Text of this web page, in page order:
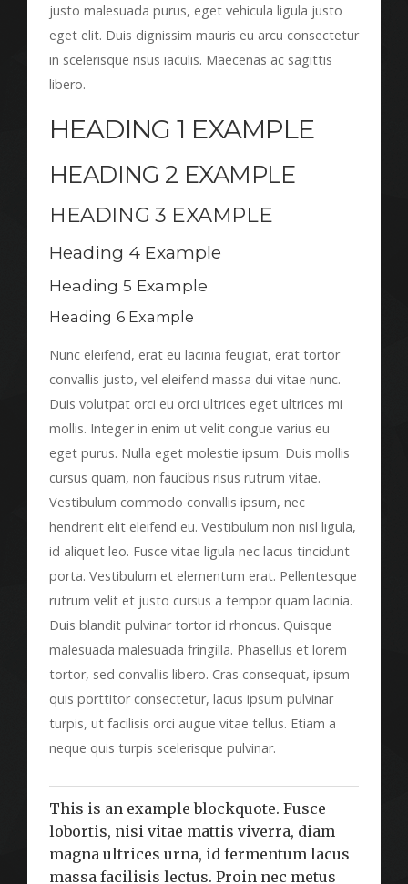
justo malesuada purus, eget vehicula ligula justo
eget elit. Duis dignissim mauris eu arcu consectetur
in scelerisque risus iaculis. Maecenas ac sagittis
libero.
HEADING 1 EXAMPLE
HEADING 2 EXAMPLE
HEADING 3 EXAMPLE
Heading 4 Example
Heading 5 Example
Heading 6 Example
Nunc eleifend, erat eu lacinia feugiat, erat tortor
convallis justo, vel eleifend massa dui vitae nunc.
Duis volutpat orci eu orci ultrices eget ultrices mi
mollis. Integer in enim ut velit congue varius eu
eget purus. Nulla eget molestie ipsum. Duis mollis
cursus quam, non faucibus risus rutrum vitae.
Vestibulum commodo convallis ipsum, nec
hendrerit elit eleifend eu. Vestibulum non nisl ligula,
id aliquet leo. Fusce vitae ligula nec lacus tincidunt
porta. Vestibulum et elementum erat. Pellentesque
rutrum velit et justo cursus a tempor quam lacinia.
Duis blandit pulvinar tortor id rhoncus. Quisque
malesuada malesuada fringilla. Phasellus et lorem
tortor, sed convallis libero. Cras consequat, ipsum
quis porttitor consectetur, lacus ipsum pulvinar
turpis, ut facilisis orci augue vitae tellus. Etiam a
neque quis turpis scelerisque pulvinar.
This is an example blockquote. Fusce
lobortis, nisi vitae mattis viverra, diam
magna ultrices urna, id fermentum lacus
massa facilisis lectus. Proin nec metus